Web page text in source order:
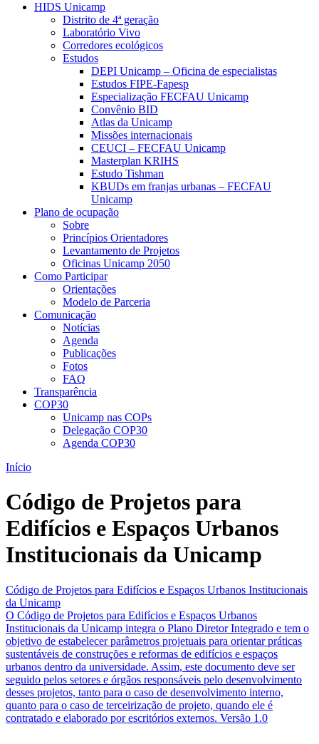
HIDS Unicamp
Distrito de 4ª geração
Laboratório Vivo
Corredores ecológicos
Estudos
DEPI Unicamp – Oficina de especialistas
Estudos FIPE-Fapesp
Especialização FECFAU Unicamp
Convênio BID
Atlas da Unicamp
Missões internacionais
CEUCI – FECFAU Unicamp
Masterplan KRIHS
Estudo Tishman
KBUDs em franjas urbanas – FECFAU
Unicamp
Plano de ocupação
Sobre
Princípios Orientadores
Levantamento de Projetos
Oficinas Unicamp 2050
Como Participar
Orientações
Modelo de Parceria
Comunicação
Notícias
Agenda
Publicações
Fotos
FAQ
Transparência
COP30
Unicamp nas COPs
Delegação COP30
Agenda COP30
Início
Código de Projetos para
Edifícios e Espaços Urbanos
Institucionais da Unicamp
Código de Projetos para Edifícios e Espaços Urbanos Institucionais
da Unicamp
O Código de Projetos para Edifícios e Espaços Urbanos
Institucionais da Unicamp integra o Plano Diretor Integrado e tem o
objetivo de estabelecer parâmetros projetuais para orientar práticas
sustentáveis de construções e reformas de edifícios e espaços
urbanos dentro da universidade. Assim, este documento deve ser
seguido pelos setores e órgãos responsáveis pelo desenvolvimento
desses projetos, tanto para o caso de desenvolvimento interno,
quanto para o caso de terceirização de projeto, quando ele é
contratado e elaborado por escritórios externos. Versão 1.0